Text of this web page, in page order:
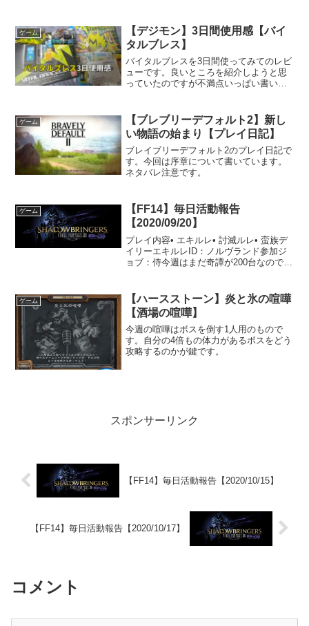
ゲーム
【デジモン】3日間使用感【バイ
タルブレス】
バイタルブレスを3日間使ってみてのレビ
ューです。良いところを紹介しようと思
っていたのですが不満点いっぱい書いて
ゲーム
【ブレブリーデフォルト2】新し
い物語の始まり【プレイ日記】
ブレイブリーデフォルト2のプレイ日記で
す。今回は序章について書いています。
ネタバレ注意です。
ゲーム
【FF14】毎日活動報告
【2020/09/20】
プレイ内容• エキルレ• 討滅ルレ• 蛮族デ
イリーエキルレID：ノルヴランド参加ジ
ョブ：侍今週はまだ奇譚が200台なのでエ
たりました。以前にもありましたが、相
方同士でフ...
ゲーム
【ハースストーン】炎と氷の喧嘩
【酒場の喧嘩】
今週の喧嘩はボスを倒す1人用のもので
す。自分の4倍もの体力があるボスをどう
攻略するのかが鍵です。
スポンサーリンク
【FF14】毎日活動報告【2020/10/15】
【FF14】毎日活動報告【2020/10/17】
コメント